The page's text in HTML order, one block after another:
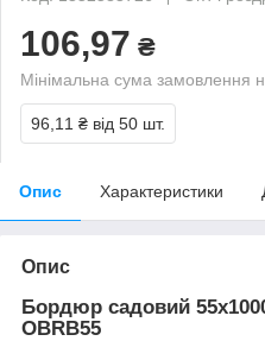
106,97 ₴
Мінімальна сума замовлення
96,11 ₴ від 50 шт.
Опис Характеристики
Опис
Бордюр садовий
OBRB55